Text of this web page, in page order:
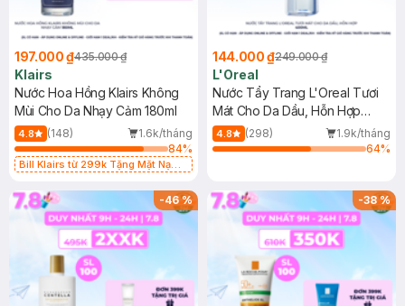
197.000 ₫435.000 ₫
Klairs
Nước Hoa Hồng Klairs Không
Mùi Cho Da Nhạy Cảm 180ml
4.8 (148)
1.6k/tháng
84%
Bill Klairs từ 299k Tặng Mặt Nạ
25ml (SL Có Hạn)
144.000 ₫249.000 ₫
L'Oreal
Nước Tẩy Trang L'Oreal Tươi
Mát Cho Da Dầu, Hỗn Hợp
400ml
4.8 (298)
1.9k/tháng
64%
-46% -38%